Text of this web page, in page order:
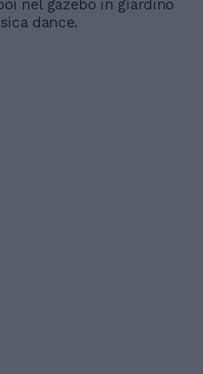
nel gazebo in giardino
dance.